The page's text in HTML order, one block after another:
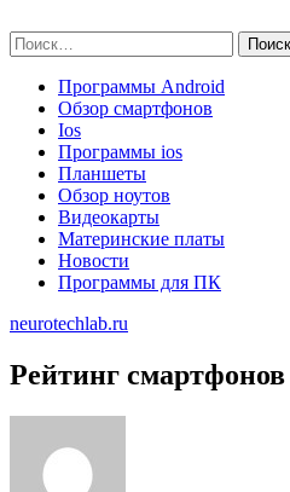
to
content
Найти:
Программы Android
Обзор смартфонов
Ios
Программы ios
Планшеты
Обзор ноутов
Видеокарты
Материнские платы
Новости
Программы для ПК
neurotechlab.ru
Рейтинг смартфонов